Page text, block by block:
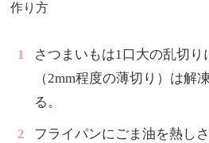
作り方
さつまいもは1口大の乱切り
（2mm程度の薄切り）は解
る。
フライパンにごま油を熱し